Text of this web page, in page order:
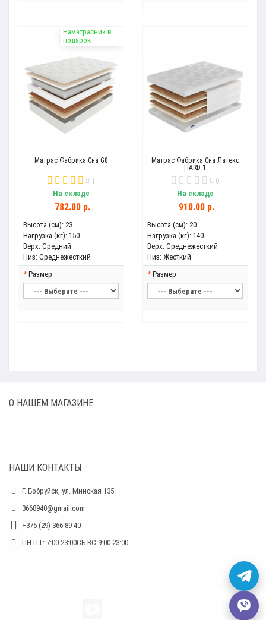
Наматрасник в
подарок
Матрас Фабрика Сна G8
1
На складе
782.00 р.
Высота (см): 23
Нагрузка (кг): 150
Верх: Средний
Низ: Среднежесткий
Размер
Матрас Фабрика Сна Латекс
HARD 1
0
На складе
910.00 р.
Высота (см): 20
Нагрузка (кг): 140
Верх: Среднежесткий
Низ: Жесткий
Размер
О НАШЕМ МАГАЗИНЕ
НАШИ КОНТАКТЫ
Г. Бобруйск, ул. Минская 135.
3668940@gmail.com
+375 (29) 366-89-40
ПН-ПТ: 7:00-23:00СБ-ВС 9:00-23:00